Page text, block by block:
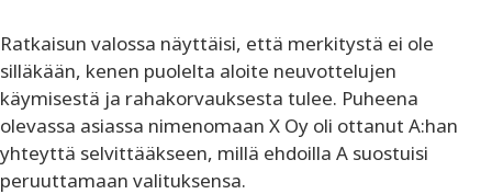
Ratkaisun valossa näyttäisi, että merkitystä ei ole
silläkään, kenen puolelta aloite neuvottelujen
käymisestä ja rahakorvauksesta tulee. Puheena
olevassa asiassa nimenomaan X Oy oli ottanut A:han
yhteyttä selvittääkseen, millä ehdoilla A suostuisi
peruuttamaan valituksensa.